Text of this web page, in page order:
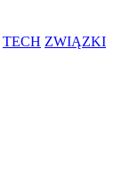
TECH ZWIĄZKI